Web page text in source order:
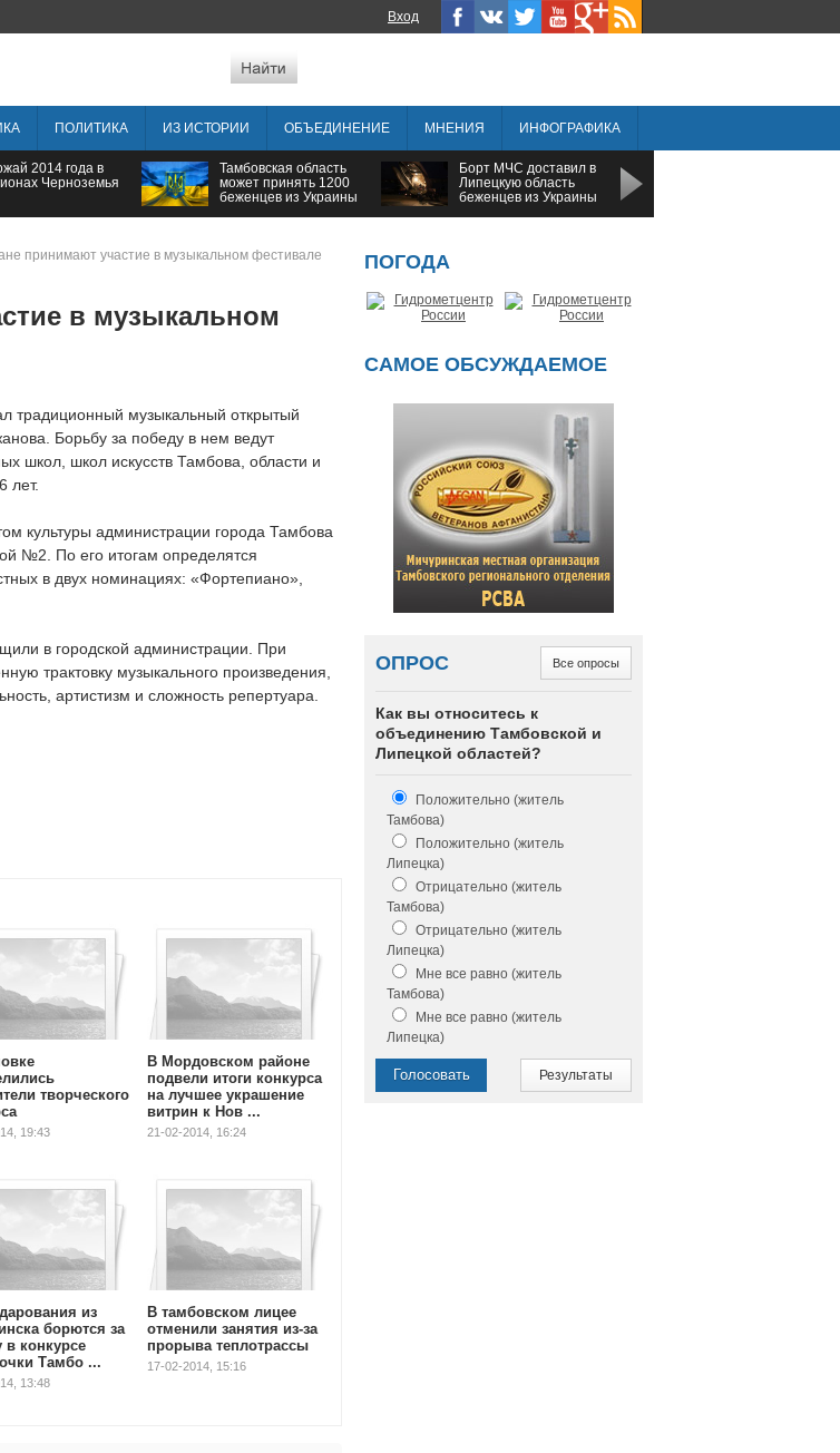
Вход
ПОЛИТИКА ИЗ ИСТОРИИ ОБЪЕДИНЕНИЕ МНЕНИЯ ИНФОГРАФИКА
2014 года в
Черноземья
Тамбовская область
может принять 1200
беженцев из Украины
Борт МЧС доставил в
Липецкую область
беженцев из Украины
принимают участие в музыкальном фестивале
в музыкальном
традиционный музыкальный открытый
Борьбу за победу в нем ведут
школ, школ искусств Тамбова, области и
лет.
культуры администрации города Тамбова
№2. По его итогам определятся
в двух номинациях: «Фортепиано»,
в городской администрации. При
трактовку музыкального произведения,
артистизм и сложность репертуара.
творческого
19:43
В Мордовском районе
подвели итоги конкурса
на лучшее украшение
витрин к Нов ...
21-02-2014, 16:24
из
борются за
в конкурсе
Тамбо ...
13:48
В тамбовском лицее
отменили занятия из-за
прорыва теплотрассы
17-02-2014, 15:16
ПОГОДА
САМОЕ ОБСУЖДАЕМОЕ
ОПРОС Все опросы
Как вы относитесь к
объединению Тамбовской и
Липецкой областей?
Положительно (житель
Тамбова)
Положительно (житель
Липецка)
Отрицательно (житель
Тамбова)
Отрицательно (житель
Липецка)
Мне все равно (житель
Тамбова)
Мне все равно (житель
Липецка)
Голосовать Результаты